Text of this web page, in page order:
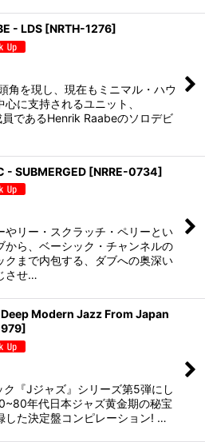
- LDS [NRTH-1276]
角を現し、現在もミニマル・ハウ
心に支持されるユニット、
であるHenrik Raabeのソロデビ
- SUBMERGED [NRRE-0734]
やリー・スクラッチ・ペリーとい
から、ベーシック・チャンネルの
クまで内包する、ダブへの奥深い
させ…
Modern Jazz From Japan
]
ク『Jジャズ』シリーズ第5弾にし
年代日本ジャズ黄金期の秘宝
した決定盤コンピレーション! …